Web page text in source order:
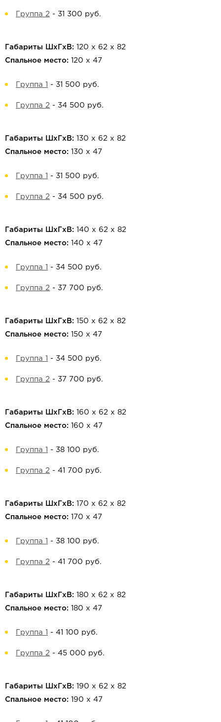
Группа 2 - 31 300 руб.
Габариты ШхГхВ: 120 х 62 х 82
Спальное место: 120 х 47
Группа 1 - 31 500 руб.
Группа 2 - 34 500 руб.
Габариты ШхГхВ: 130 х 62 х 82
Спальное место: 130 х 47
Группа 1 - 31 500 руб.
Группа 2 - 34 500 руб.
Габариты ШхГхВ: 140 х 62 х 82
Спальное место: 140 х 47
Группа 1 - 34 500 руб.
Группа 2 - 37 700 руб.
Габариты ШхГхВ: 150 х 62 х 82
Спальное место: 150 х 47
Группа 1 - 34 500 руб.
Группа 2 - 37 700 руб.
Габариты ШхГхВ: 160 х 62 х 82
Спальное место: 160 х 47
Группа 1 - 38 100 руб.
Группа 2 - 41 700 руб.
Габариты ШхГхВ: 170 х 62 х 82
Спальное место: 170 х 47
Группа 1 - 38 100 руб.
Группа 2 - 41 700 руб.
Габариты ШхГхВ: 180 х 62 х 82
Спальное место: 180 х 47
Группа 1 - 41 100 руб.
Группа 2 - 45 000 руб.
Габариты ШхГхВ: 190 х 62 х 82
Спальное место: 190 х 47